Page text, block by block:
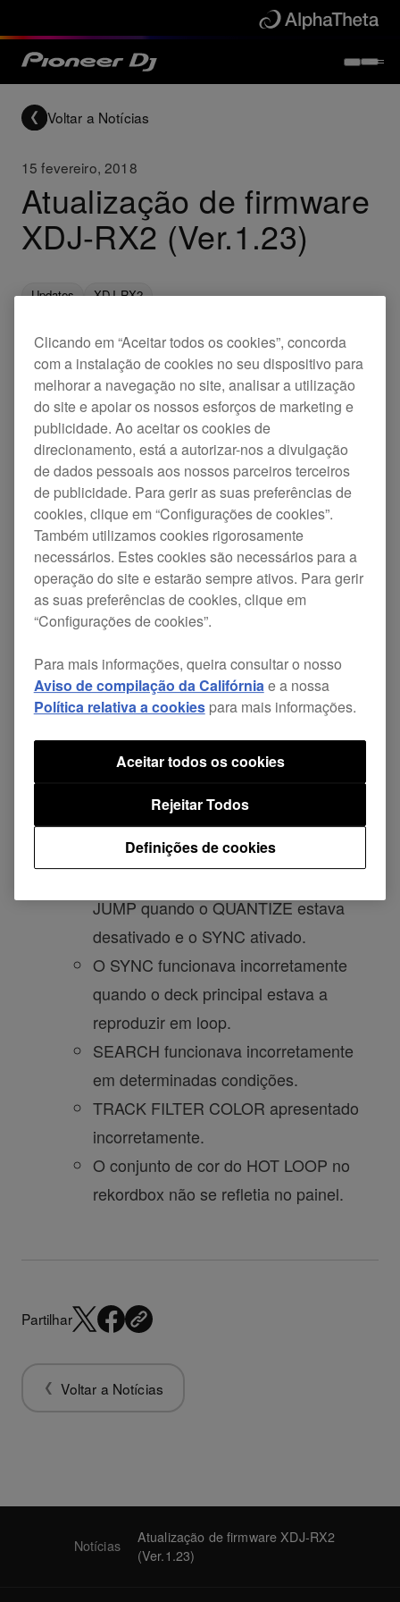
Voltar a Notícias
15 fevereiro, 2018
Atualização de firmware
XDJ-RX2 (Ver.1.23)
Updates XDJ-RX2
Corrigido
QUANTIZE era desativado quando se
usava BEAT EFFECT
ECHO/DELAY/SPIRAL.
O ecrã BROWSE não era apresentado
depois de carregar faixas quando o
RGB era selecionado em WAVEFORM
COLOR.
Impossível carregar faixas se
estivessem incluídas algumas faixas
Estabilidade melhorada durante o
controlo do rekordbox dj.
As faixas sincronizadas desviam-se
depois de usar BEAT JUMP
continuamente quando o QUANTIZE e
o SYNC estavam ativados.
BEAT SYNC estava desligado (botão
JUMP quando o QUANTIZE estava
desativado e o SYNC ativado.
O SYNC funcionava incorretamente
quando o deck principal estava a
reproduzir em loop.
SEARCH funcionava incorretamente
em determinadas condições.
TRACK FILTER COLOR apresentado
incorretamente.
O conjunto de cor do HOT LOOP no
rekordbox não se refletia no painel.
Partilhar
Voltar a Notícias
Notícias
Atualização de firmware XDJ-RX2
(Ver.1.23)
Clicando em “Aceitar todos os cookies”, concorda
com a instalação de cookies no seu dispositivo para
melhorar a navegação no site, analisar a utilização
do site e apoiar os nossos esforços de marketing e
publicidade. Ao aceitar os cookies de
direcionamento, está a autorizar-nos a divulgação
de dados pessoais aos nossos parceiros terceiros
de publicidade. Para gerir as suas preferências de
cookies, clique em “Configurações de cookies”.
Também utilizamos cookies rigorosamente
necessários. Estes cookies são necessários para a
operação do site e estarão sempre ativos. Para gerir
as suas preferências de cookies, clique em
“Configurações de cookies”.
Para mais informações, queira consultar o nosso
Aviso de compilação da Califórniae a nossa
Política relativa a cookiespara mais informações.
Definições de cookies
Rejeitar Todos
Aceitar todos os cookies